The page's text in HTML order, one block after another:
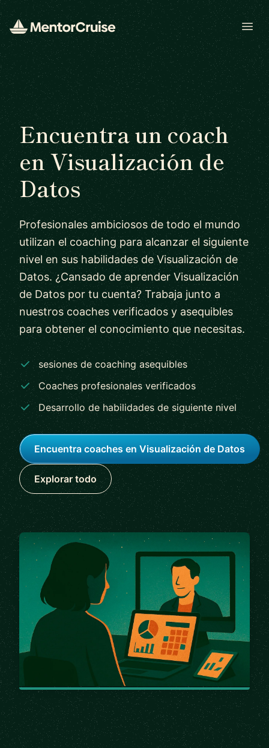
Encuentra un coach
en Visualización de
Datos
Profesionales ambiciosos de todo el mundo
utilizan el coaching para alcanzar el siguiente
nivel en sus habilidades de Visualización de
Datos. ¿Cansado de aprender Visualización
de Datos por tu cuenta? Trabaja junto a
nuestros coaches verificados y asequibles
para obtener el conocimiento que necesitas.
sesiones de coaching asequibles
Coaches profesionales verificados
Desarrollo de habilidades de siguiente nivel
Encuentra coaches en Visualización de Datos
Explorar todo